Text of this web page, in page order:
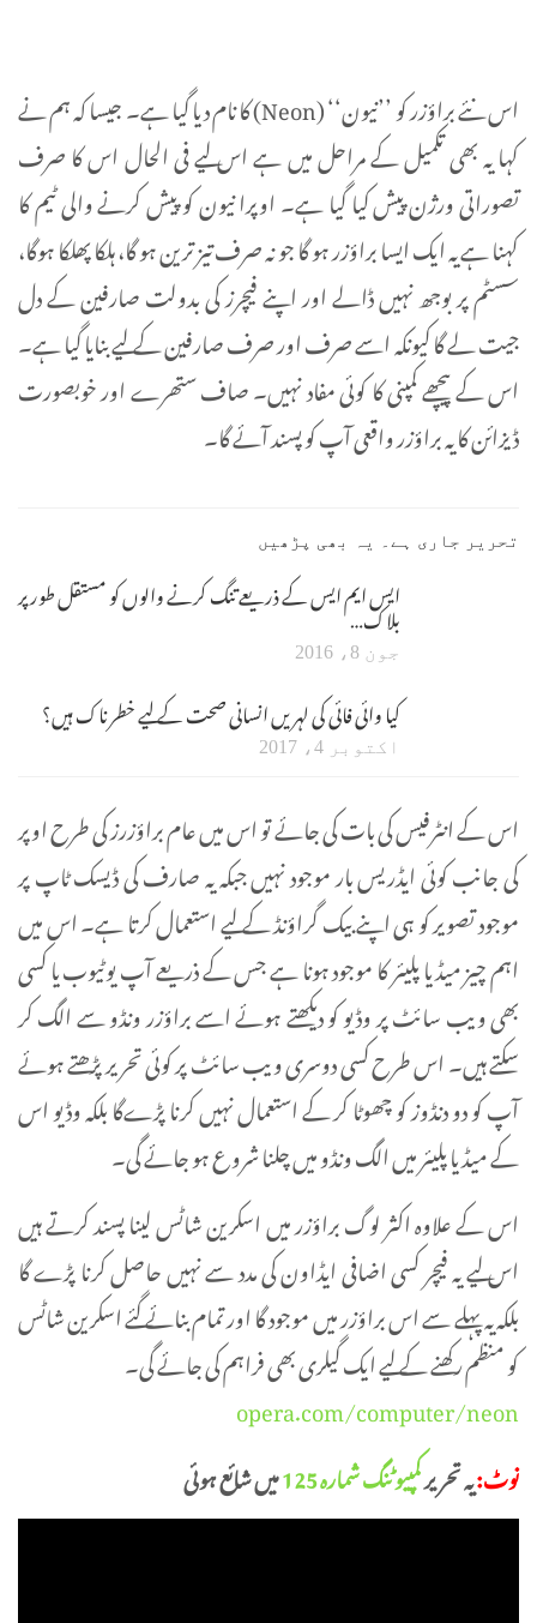
اس نئے براؤزر کو ’’نیون‘‘ (Neon) کا نام دیا گیا ہے۔ جیسا کہ ہم نے
کہا یہ بھی تکمیل کے مراحل میں ہے اس لیے فی الحال اس کا صرف
تصوراتی ورژن پیش کیا گیا ہے۔ اوپرا نیون کو پیش کرنے والی ٹیم کا
کہنا ہے یہ ایک ایسا براؤزر ہو گا جو نہ صرف تیز ترین ہو گا، ہلکا پھلکا ہوگا،
سسٹم پر بوجھ نہیں ڈالے اور اپنے فیچرز کی بدولت صارفین کے دل
جیت لے گا کیونکہ اسے صرف اور صرف صارفین کے لیے بنایا گیا ہے۔
اس کے پیچھے کمپنی کا کوئی مفاد نہیں۔ صاف ستھرے اور خوبصورت
ڈیزائن کا یہ براؤزر واقعی آپ کو پسند آئے گا۔
تحریر جاری ہے۔ یہ بھی پڑھیں
ایس ایم ایس کے ذریعے تنگ کرنے والوں کو مستقل طور پر
بلاک…
جون 8، 2016
کیا وائی فائی کی لہریں انسانی صحت کے لیے خطرناک ہیں؟
اکتوبر 4، 2017
اس کے انٹرفیس کی بات کی جائے تو اس میں عام براؤزرز کی طرح اوپر
کی جانب کوئی ایڈریس بار موجود نہیں جبکہ یہ صارف کی ڈیسک ٹاپ پر
موجود تصویر کو ہی اپنے بیک گراؤنڈ کے لیے استعمال کرتا ہے۔ اس میں
اہم چیز میڈیا پلیئر کا موجود ہونا ہے جس کے ذریعے آپ یوٹیوب یا کسی
بھی ویب سائٹ پر وڈیو کو دیکھتے ہوئے اسے براؤزر ونڈو سے الگ کر
سکتے ہیں۔ اس طرح کسی دوسری ویب سائٹ پر کوئی تحریر پڑھتے ہوئے
آپ کو دو دنڈوز کو چھوٹا کر کے استعمال نہیں کرنا پڑےگا بلکہ وڈیو اس
کے میڈیا پلیئر میں الگ ونڈو میں چلنا شروع ہو جائے گی۔
اس کے علاوہ اکثر لوگ براؤزر میں اسکرین شاٹس لینا پسند کرتے ہیں
اس لیے یہ فیچر کسی اضافی ایڈاون کی مدد سے نہیں حاصل کرنا پڑے گا
بلکہ یہ پہلے سے اس براؤزر میں موجود گا اور تمام بنائے گئے اسکرین شاٹس
کو منظم رکھنے کے لیے ایک گیلری بھی فراہم کی جائے گی۔
opera.com/computer/neon
نوٹ:یہ تحریرکمپیوٹنگ شمارہ 125 میں شائع ہوئی